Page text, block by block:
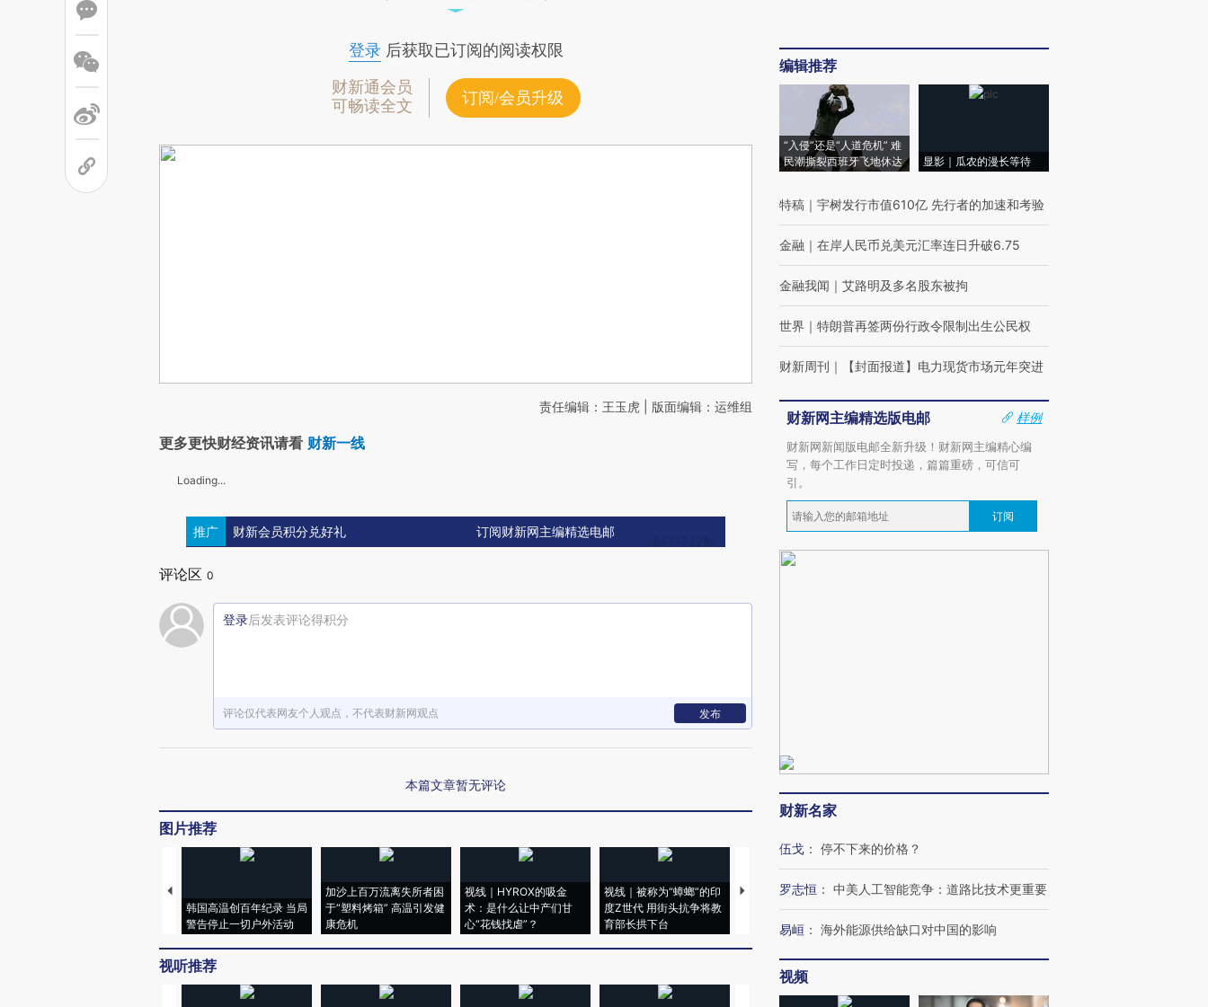
登录后获取已订阅的阅读权限
财新通会员
可畅读全文
订阅/会员升级
责任编辑：王玉虎 | 版面编辑：运维组
更多更快财经资讯请看 财新一线
Loading...
推广 财新会员积分兑好礼 订阅财新网主编精选电邮
评论区 0
登录后发表评论得积分
评论仅代表网友个人观点，不代表财新网观点 发布
本篇文章暂无评论
图片推荐
韩国高温创百年纪录 当局
警告停止一切户外活动
加沙上百万流离失所者困
于“塑料烤箱” 高温引发健
康危机
视线｜HYROX的吸金
术：是什么让中产们甘
心“花钱找虐”？
视线｜被称为“蟑螂”的印
度Z世代 用街头抗争将教
育部长拱下台
视线｜“入侵”还是“人道危
机”？难民潮撕裂西班牙
飞地休达
湖北宜昌局部短时降雨
128毫米 紧急转移近
4000人
哈尔滨遭遇短时极端强降
雨 3小时累计雨量超80毫
视听推荐
编辑推荐
“入侵”还是“人道危机” 难
民潮撕裂西班牙飞地休达
显影｜瓜农的漫长等待
特稿 ｜ 宇树发行市值610亿 先行者的加速和考验
金融 ｜ 在岸人民币兑美元汇率连日升破6.75
金融我闻 ｜ 艾路明及多名股东被拘
世界 ｜ 特朗普再签两份行政令限制出生公民权
财新周刊 ｜ 【封面报道】电力现货市场元年突进
财新网主编精选版电邮
样例
财新网新闻版电邮全新升级！财新网主编精心编
写，每个工作日定时投递，篇篇重磅，可信可
引。
订阅
财新名家
伍戈 ： 停不下来的价格？
罗志恒 ： 中美人工智能竞争：道路比技术更重要
易峘 ： 海外能源供给缺口对中国的影响
视频